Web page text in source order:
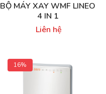
BỘ MÁY XAY WMF LINEO
4 IN 1
Liên hệ
16%